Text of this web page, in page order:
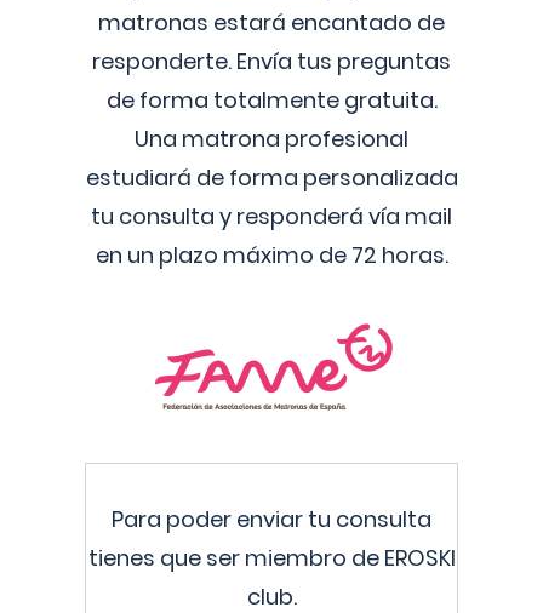
matronas estará encantado de
responderte. Envía tus preguntas
de forma totalmente gratuita.
Una matrona profesional
estudiará de forma personalizada
tu consulta y responderá vía mail
en un plazo máximo de 72 horas.
Para poder enviar tu consulta
tienes que ser miembro de EROSKI
club.